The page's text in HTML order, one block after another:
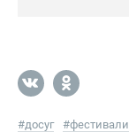
#досуг #фестивали